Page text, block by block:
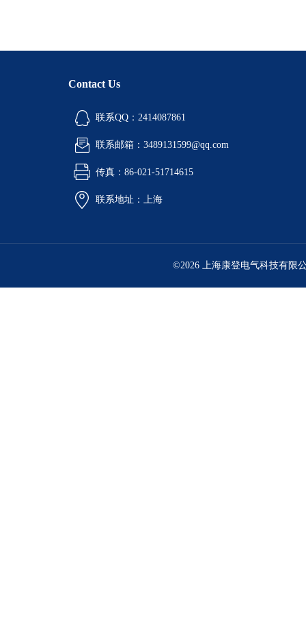
Contact Us
联系QQ：2414087861
联系邮箱：3489131599@qq.com
传真：86-021-51714615
联系地址：上海
©2026 上海康登电气科技有限